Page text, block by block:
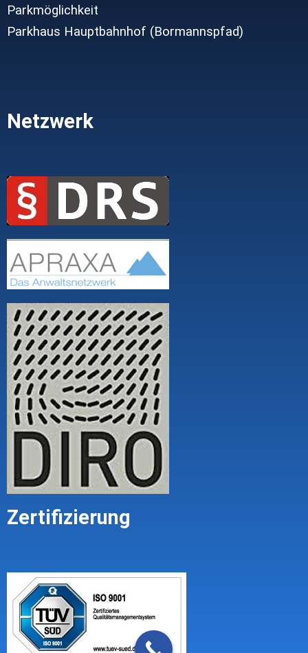
Parkmöglichkeit
Parkhaus Hauptbahnhof (Bormannspfad)
Netzwerk
Zertifizierung